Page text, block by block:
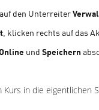
auf den Unterreiter
, klicken rechts auf das
und Speichern
in die eigentlichen